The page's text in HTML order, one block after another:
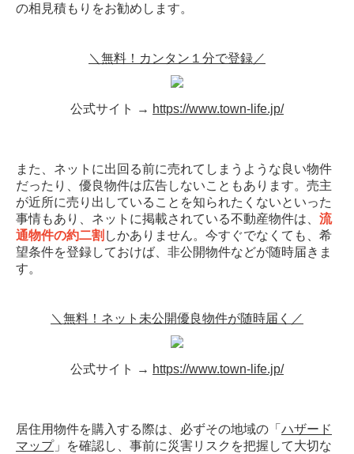
の相見積もりをお勧めします。
＼無料！カンタン１分で登録／
公式サイト → https://www.town-life.jp/
また、ネットに出回る前に売れてしまうような良い物件
だったり、優良物件は広告しないこともあります。売主
が近所に売り出していることを知られたくないといった
事情もあり、ネットに掲載されている不動産物件は、 流
通物件の約二割 しかありません。今すぐでなくても、希
望条件を登録しておけば、非公開物件などが随時届きま
す。
＼無料！ネット未公開優良物件が随時届く／
公式サイト → https://www.town-life.jp/
居住用物件を購入する際は、必ずその地域の「 ハザード
マップ」を確認し、事前に災害リスクを把握して大切な